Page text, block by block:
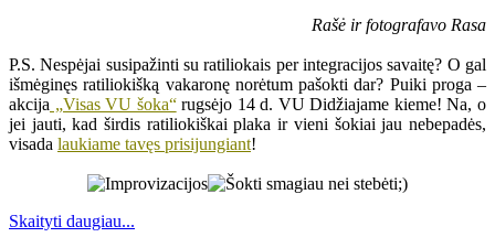
Rašė ir fotografavo Rasa
P.S. Nespėjai susipažinti su ratiliokais per integracijos savaitę? O gal
išmėginęs ratiliokišką vakaronę norėtum pašokti dar? Puiki proga –
akcija „Visas VU šoka“rugsėjo 14 d. VU Didžiajame kieme! Na, o
jei jauti, kad širdis ratiliokiškai plaka ir vieni šokiai jau nebepadės,
visada laukiame tavęs prisijungiant!
Skaityti daugiau...